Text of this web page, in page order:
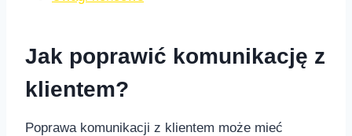
Jak poprawić komunikację z
klientem?
Poprawa komunikacji z klientem może mieć